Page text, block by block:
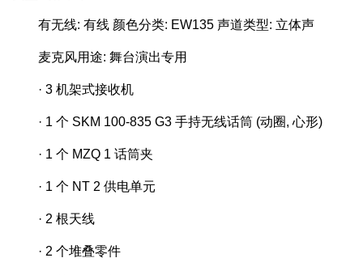
有无线: 有线 颜色分类: EW135 声道类型: 立体声
麦克风用途: 舞台演出专用
· 3 机架式接收机
· 1 个 SKM 100-835 G3 手持无线话筒 (动圈, 心形)
· 1 个 MZQ 1 话筒夹
· 1 个 NT 2 供电单元
· 2 根天线
· 2 个堆叠零件